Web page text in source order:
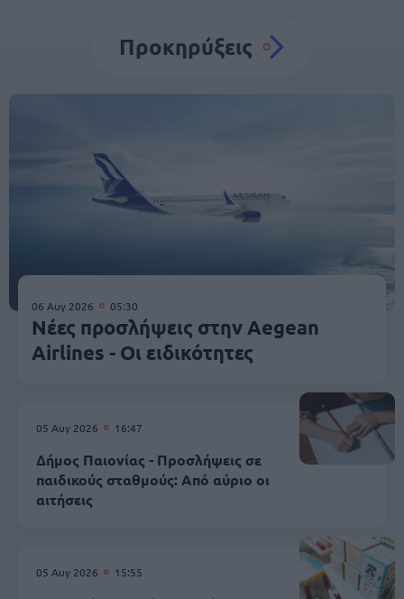
Προκηρύξεις
06 Αυγ 2026 05:30
Νέες προσλήψεις στην Aegean
Airlines - Οι ειδικότητες
05 Αυγ 2026 16:47
Δήμος Παιονίας - Προσλήψεις σε
παιδικούς σταθμούς: Από αύριο οι
αιτήσεις
05 Αυγ 2026 15:55